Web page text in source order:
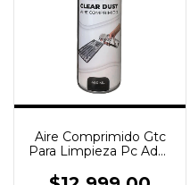
Aire Comprimido Gtc
Para Limpieza Pc Adg-